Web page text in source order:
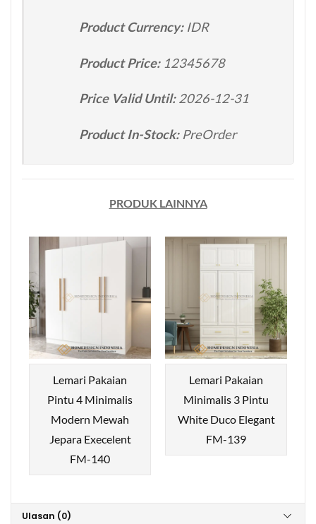
Product Currency: IDR
Product Price: 12345678
Price Valid Until:2026-12-31
Product In-Stock: PreOrder
PRODUK LAINNYA
Lemari Pakaian
Pintu 4 Minimalis
Modern Mewah
Jepara Execelent
FM-140
Lemari Pakaian
Minimalis 3 Pintu
White Duco Elegant
FM-139
Ulasan (0)